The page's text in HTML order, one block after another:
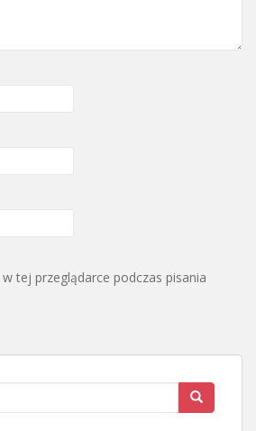
tej przeglądarce podczas pisania